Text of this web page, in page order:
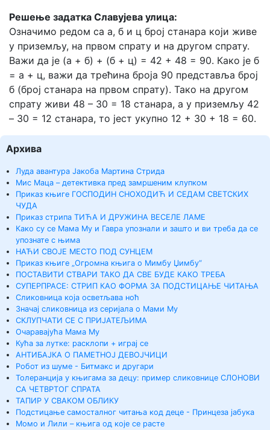
Решење задатка Славујева улица:
Означимо редом са а, б и ц број станара који живе
у приземљу, на првом спрату и на другом спрату.
Важи да је (а + б) + (б + ц) = 42 + 48 = 90. Како је б
= а + ц, важи да трећина броја 90 представља број
б (број станара на првом спрату). Тако на другом
спрату живи 48 – 30 = 18 станара, а у приземљу 42
– 30 = 12 станара, то јест укупно 12 + 30 + 18 = 60.
Архива
Луда авантура Јакоба Мартина Стрида
Мис Маца – детективка пред замршеним клупком
Приказ књиге ГОСПОДИН СНОХОДИЋ И СЕДАМ СВЕТСКИХ
ЧУДА
Приказ стрипа ТИЋА И ДРУЖИНА ВЕСЕЛЕ ЛАМЕ
Како су се Мама Му и Гавра упознали и зашто и ви треба да се
упознате с њима
НАЋИ СВОЈЕ МЕСТО ПОД СУНЦЕМ
Приказ књиге „Огромна књига о Мимбу Џимбу“
ПОСТАВИТИ СТВАРИ ТАКО ДА СВЕ БУДЕ КАКО ТРЕБА
СУПЕРПРАСЕ: СТРИП КАО ФОРМА ЗА ПОДСТИЦАЊЕ ЧИТАЊА
Сликовница која осветљава ноћ
Значај сликовница из серијала о Мами Му
СКЛУПЧАТИ СЕ С ПРИЈАТЕЉИМА
Очаравајућа Мама Му
Кућа за лутке: расклопи + играј се
АНТИБАЈКА О ПАМЕТНОЈ ДЕВОЈЧИЦИ
Робот из шуме - Битмакс и другари
Толеранција у књигама за децу: пример сликовнице СЛОНОВИ
СА ЧЕТВРТОГ СПРАТА
ТАПИР У СВАКОМ ОБЛИКУ
Подстицање самосталног читања код деце - Принцеза јабука
Момо и Лили – књига од које се расте